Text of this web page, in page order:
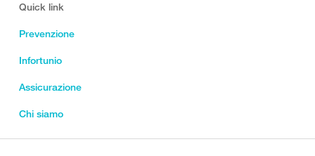
Quick link
Prevenzione
Infortunio
Assicurazione
Chi siamo